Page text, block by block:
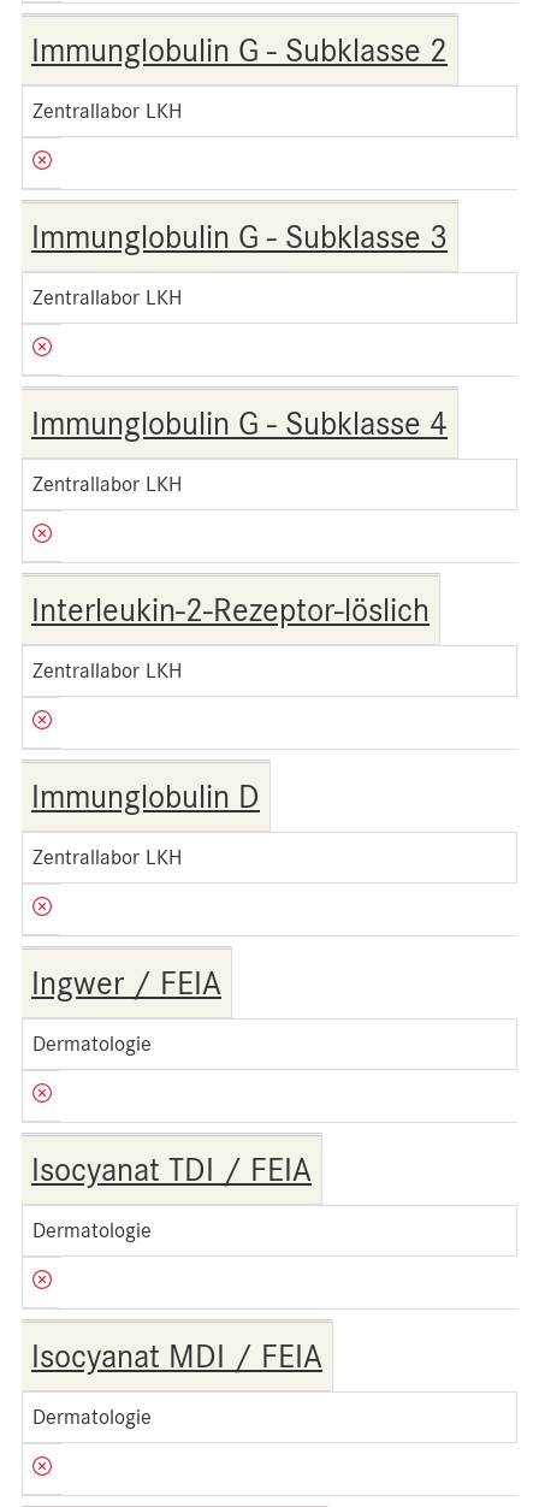
Immunglobulin G - Subklasse 2
Zentrallabor LKH
Immunglobulin G - Subklasse 3
Zentrallabor LKH
Immunglobulin G - Subklasse 4
Zentrallabor LKH
Interleukin-2-Rezeptor-löslich
Zentrallabor LKH
Immunglobulin D
Zentrallabor LKH
Ingwer / FEIA
Dermatologie
Isocyanat TDI / FEIA
Dermatologie
Isocyanat MDI / FEIA
Dermatologie